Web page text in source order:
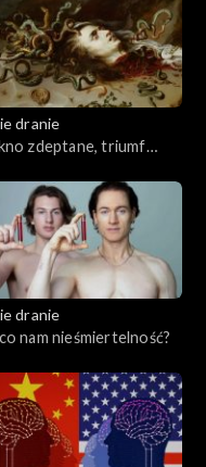
dranie
zdeptane, triumf
dranie
nam nieśmiertelność?